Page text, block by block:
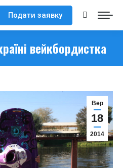
Подати заявку Search:
вейкбордистка
Вер
18
2014